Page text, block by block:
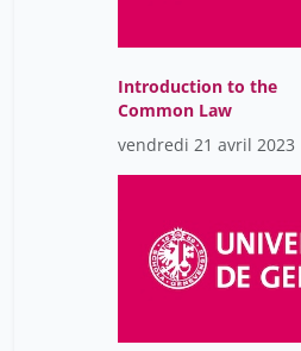
Introduction to the
Common Law
vendredi 21 avril 2023